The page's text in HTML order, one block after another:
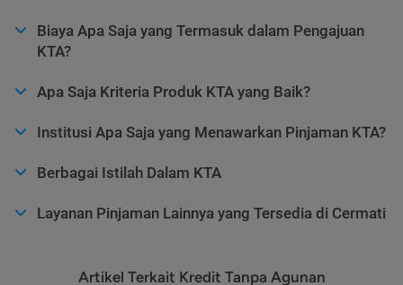
Biaya Apa Saja yang Termasuk dalam Pengajuan
KTA?
Apa Saja Kriteria Produk KTA yang Baik?
Institusi Apa Saja yang Menawarkan Pinjaman KTA?
Berbagai Istilah Dalam KTA
Layanan Pinjaman Lainnya yang Tersedia di Cermati
Artikel Terkait Kredit Tanpa Agunan